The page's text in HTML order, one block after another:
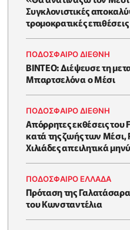
Συγκλονιστικές
τρομοκρατικές
ΠΟΔΟΣΦΑΙΡΟ ΔΙΕΘΝΗ
BINTEO: Διέψευσε τη
Μπαρτσελόνα ο Μέσι
ΠΟΔΟΣΦΑΙΡΟ ΔΙΕΘΝΗ
Απόρρητες εκθέσεις
κατά της ζωής των
Χιλιάδες απειλητικά
ΠΟΔΟΣΦΑΙΡΟ ΕΛΛΑΔΑ
Πρόταση της
του Κωνσταντέλια